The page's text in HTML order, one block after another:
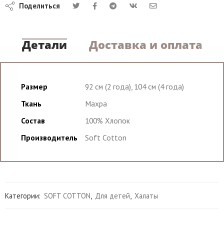
Поделиться
Детали Доставка и оплата
Размер
92 см (2 года), 104 см (4 года)
Ткань
Махра
Состав
100% Хлопок
Производитель
Soft Cotton
Категории: SOFT COTTON, Для детей, Халаты